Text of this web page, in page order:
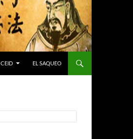
CEID EL SAQUEO